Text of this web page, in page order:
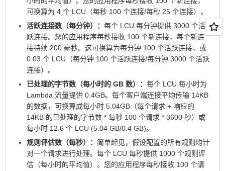
可换算为 4 个 LCU（每秒 100 个连接/每秒 25 个连接）。
活跃连接数（每分钟）： 每个 LCU 每分钟提供 3000 个活
跃连接。您的应用程序每秒接收 100 个新连接，每个新连
接持续 200 毫秒。这可换算为每分钟 100 个活跃连接，或
0.03 个 LCU（每分钟 100 个活跃连接/每分钟 3000 个活跃
连接）。
已处理的字节数（每小时的 GB 数）： 每个 LCU 每小时为
Lambda 流量提供 0.4GB。每个客户端连接平均传输 14KB
的数据，可换算成每小时 5.04GB（每个请求 + 响应的
14KB 的已处理的字节数 * 每秒 100 个请求 * 3600 秒）或
每小时 12.6 个 LCU (5.04 GB/0.4 GB)。
规则评估数（每秒）： 简单起见，假设配置的所有规则均针
对一个请求进行处理。每个 LCU 每秒提供 1000 个规则评
估（每小时的平均值）。您的应用程序每秒接收 100 个请